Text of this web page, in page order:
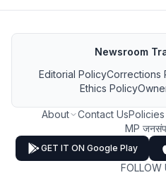
Newsroom
Editorial PolicyCorrections
Ethics Policy
About Contact UsPolicies
MP
GET IT ON Google Play
FOLLOW